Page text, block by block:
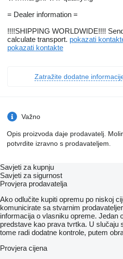
= Dealer information =
!!!!SHIPPING WORLDWIDE!!!!
calculate transport. pokazati
pokazati kontakte
Zatražite dodatne
Važno
Opis proizvoda daje prodavatelj.
potvrdite izravno s prodavateljem.
Savjeti za kupnju
Savjeti za sigurnost
Provjera prodavatelja
Ako odlučite kupiti opremu po niskoj
komunicirate sa stvarnim
informacija o vlasniku opreme. Jedan
predstave kao prava tvrtka. U slučaju
tome radi dodatne kontrole, putem
Provjera cijena